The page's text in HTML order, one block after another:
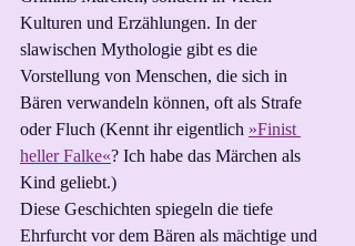
Kulturen und Erzählungen. In der
slawischen Mythologie gibt es die
Vorstellung von Menschen, die sich in
Bären verwandeln können, oft als Strafe
oder Fluch (Kennt ihr eigentlich »Finist
heller Falke«? Ich habe das Märchen als
Kind geliebt.)
Diese Geschichten spiegeln die tiefe
Ehrfurcht vor dem Bären als mächtige und